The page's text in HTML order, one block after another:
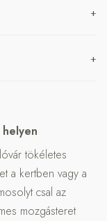
tökéletes
a kertben vagy a
csal az
mozgásteret